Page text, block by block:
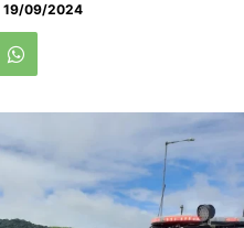
19/09/2024